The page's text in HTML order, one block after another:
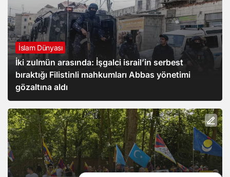
İslam Dünyası
İki zulmün arasında: İşgalci israil’in serbest
bıraktığı Filistinli mahkumları Abbas yönetimi
gözaltına aldı